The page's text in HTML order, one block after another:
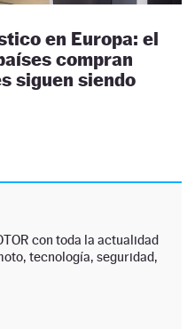
en Europa: el
compran
siguen siendo
con toda la actualidad
tecnología, seguridad,